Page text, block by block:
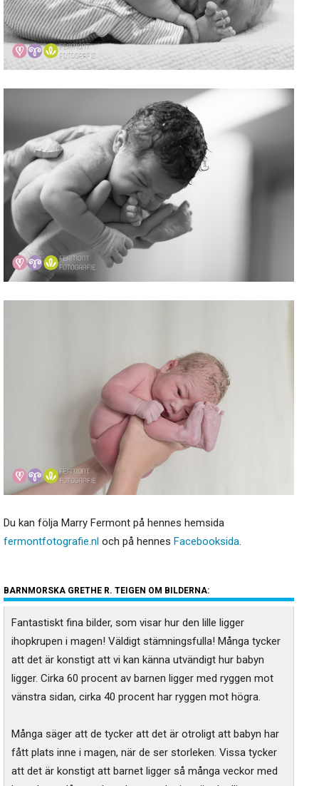
Du kan följa Marry Fermont på hennes hemsida
fermontfotografie.nl och på hennes Facebooksida.
BARNMORSKA GRETHE R. TEIGEN OM BILDERNA:
Fantastiskt fina bilder, som visar hur den lille ligger
ihopkrupen i magen! Väldigt stämningsfulla! Många tycker
att det är konstigt att vi kan känna utvändigt hur babyn
ligger. Cirka 60 procent av barnen ligger med ryggen mot
vänstra sidan, cirka 40 procent har ryggen mot högra.
Många säger att de tycker att det är otroligt att babyn har
fått plats inne i magen, när de ser storleken. Vissa tycker
att det är konstigt att barnet ligger så många veckor med